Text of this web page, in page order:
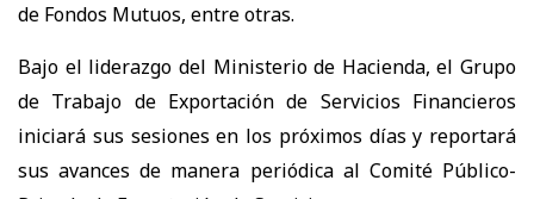
de Fondos Mutuos, entre otras.
Bajo el liderazgo del Ministerio de Hacienda, el Grupo
de Trabajo de Exportación de Servicios Financieros
iniciará sus sesiones en los próximos días y reportará
sus avances de manera periódica al Comité Público-